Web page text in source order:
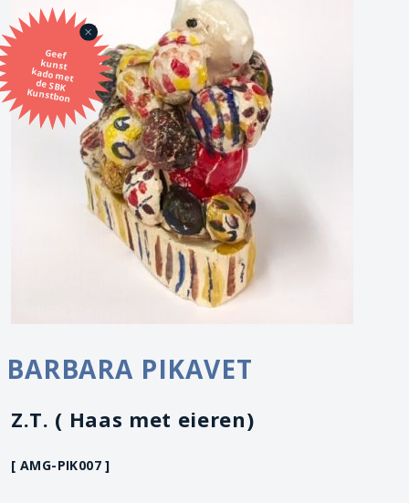
Geef
kunst
kado met
de SBK
Kunstbon
BARBARA PIKAVET
Z.T. ( Haas met eieren)
[ AMG-PIK007 ]